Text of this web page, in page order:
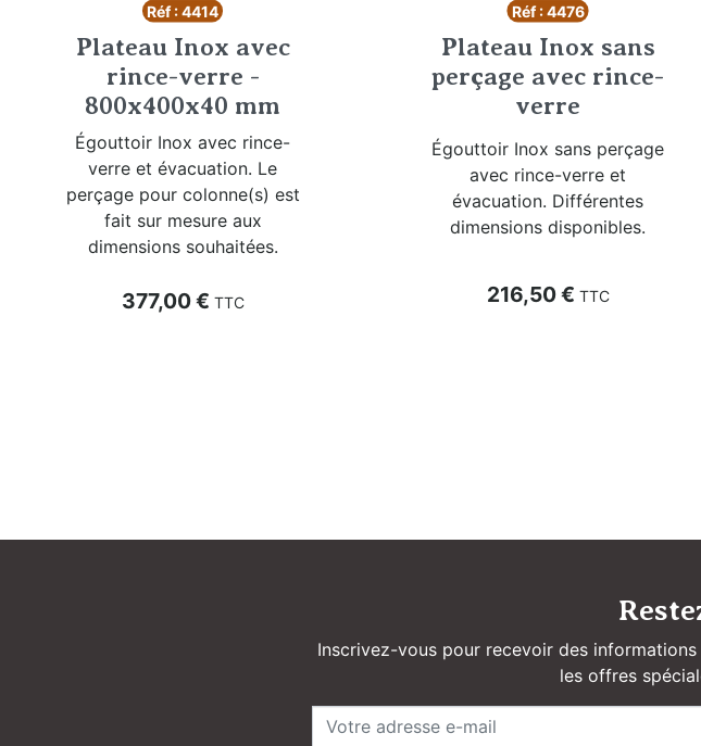
Réf : 4414
Plateau Inox avec
rince-verre -
800x400x40 mm
Égouttoir Inox avec rince-
verre et évacuation. Le
perçage pour colonne(s) est
fait sur mesure aux
dimensions souhaitées.
Prix
377,00 € TTC
Réf : 4476
Plateau Inox sans
perçage avec rince-
verre
Égouttoir Inox sans perçage
avec rince-verre et
évacuation. Différentes
dimensions disponibles.
Prix
216,50 € TTC
Inscrivez-vous pour recevoir des
les offres